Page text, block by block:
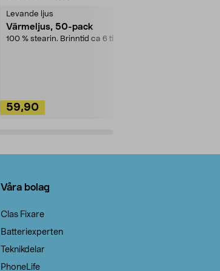
Levande ljus
Värmeljus, 50-pack
100 % stearin. Brinntid ca 6 tim.
59,90
Våra bolag
Clas Fixare
Batteriexperten
Teknikdelar
PhoneLife